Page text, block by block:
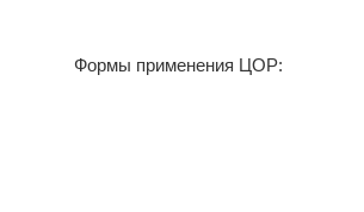
Формы применения ЦОР: